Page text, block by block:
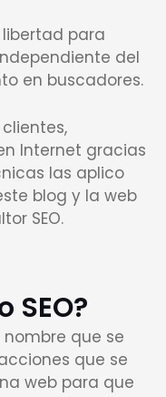
libertad para
del
en buscadores.
Internet gracias
las aplico
blog y la web
SEO.
nombre que se
que se
web para que